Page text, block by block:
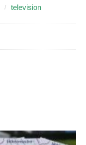
television